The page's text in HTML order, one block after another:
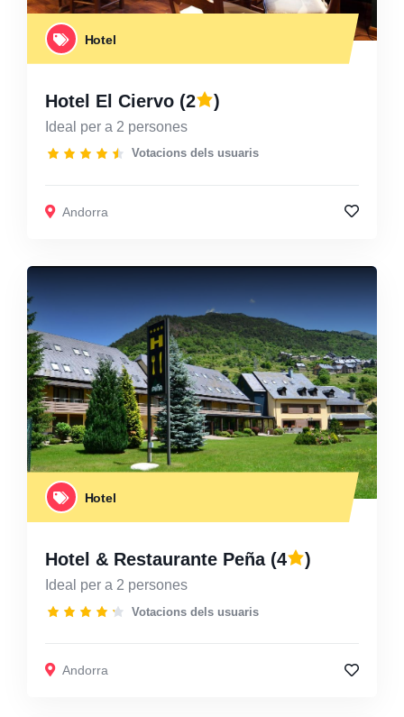
Hotel
Hotel El Ciervo (2 )
Ideal per a 2 persones
Votacions dels usuaris
Andorra
Hotel
Hotel & Restaurante Peña(4 )
Ideal per a 2 persones
Votacions dels usuaris
Andorra